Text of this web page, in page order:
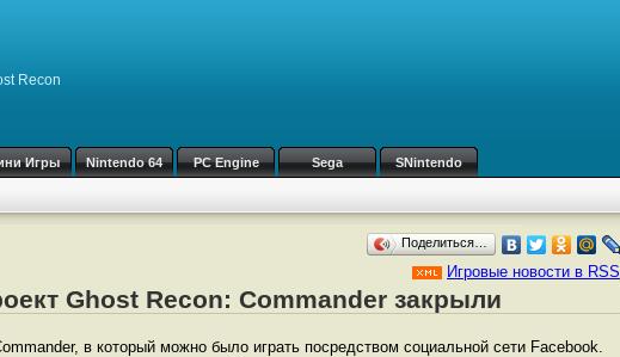
Recon
Игры Nintendo 64 PC Engine Sega SNintendo
Поделиться…
Игровые новости в RSS
Ghost Recon: Commander закрыли
в который можно было играть посредством социальной сети Facebook.